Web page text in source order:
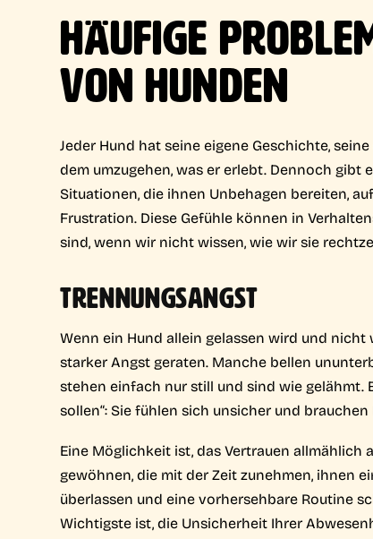
HÄUFIGE
VON HUNDEN
Jeder Hund hat seine eigene Geschichte,
dem umzugehen, was er erlebt. Dennoch gibt
Situationen, die ihnen Unbehagen bereiten,
Frustration. Diese Gefühle können in
sind, wenn wir nicht wissen, wie wir sie
TRENNUNGSANGST
Wenn ein Hund allein gelassen wird und
starker Angst geraten. Manche bellen
stehen einfach nur still und sind wie gelähmt.
sollen“: Sie fühlen sich unsicher und
Eine Möglichkeit ist, das Vertrauen allmählich
gewöhnen, die mit der Zeit zunehmen, ihnen
überlassen und eine vorhersehbare Routine
Wichtigste ist, die Unsicherheit Ihrer